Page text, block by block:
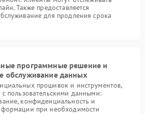
Также предоставляется
для продления срока
программные решение и
обслуживание данных
прошивок и инструментов,
с пользовательскими данными:
конфиденциальность и
при необходимости